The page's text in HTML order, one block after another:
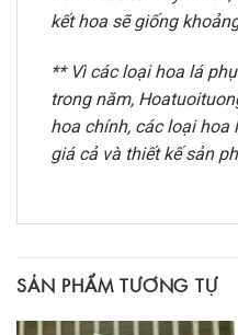
kết hoa sẽ giống
** Vì các loại hoa lá
trong năm,
hoa chính, các loại hoa
giá cả và thiết kế sản
SẢN PHẨM TƯƠNG TỰ